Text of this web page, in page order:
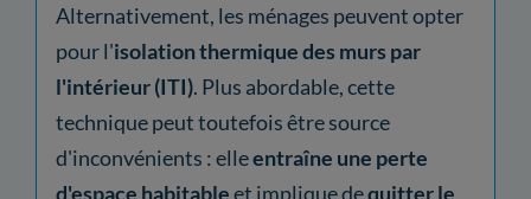
Alternativement, les ménages peuvent opter
pour l'isolation thermique des murs par
l'intérieur (ITI). Plus abordable, cette
technique peut toutefois être source
d'inconvénients : elleentraîne une perte
d'espace habitableet implique dequitter le